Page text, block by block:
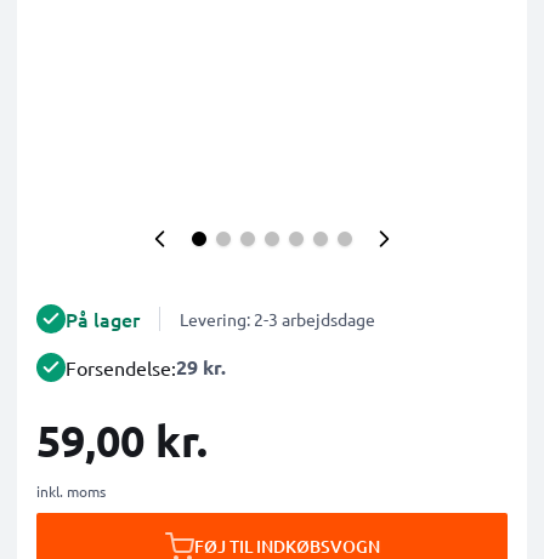
På lager Levering: 2-3 arbejdsdage
Forsendelse:29 kr.
59,00 kr.
inkl. moms
FØJ TIL INDKØBSVOGN